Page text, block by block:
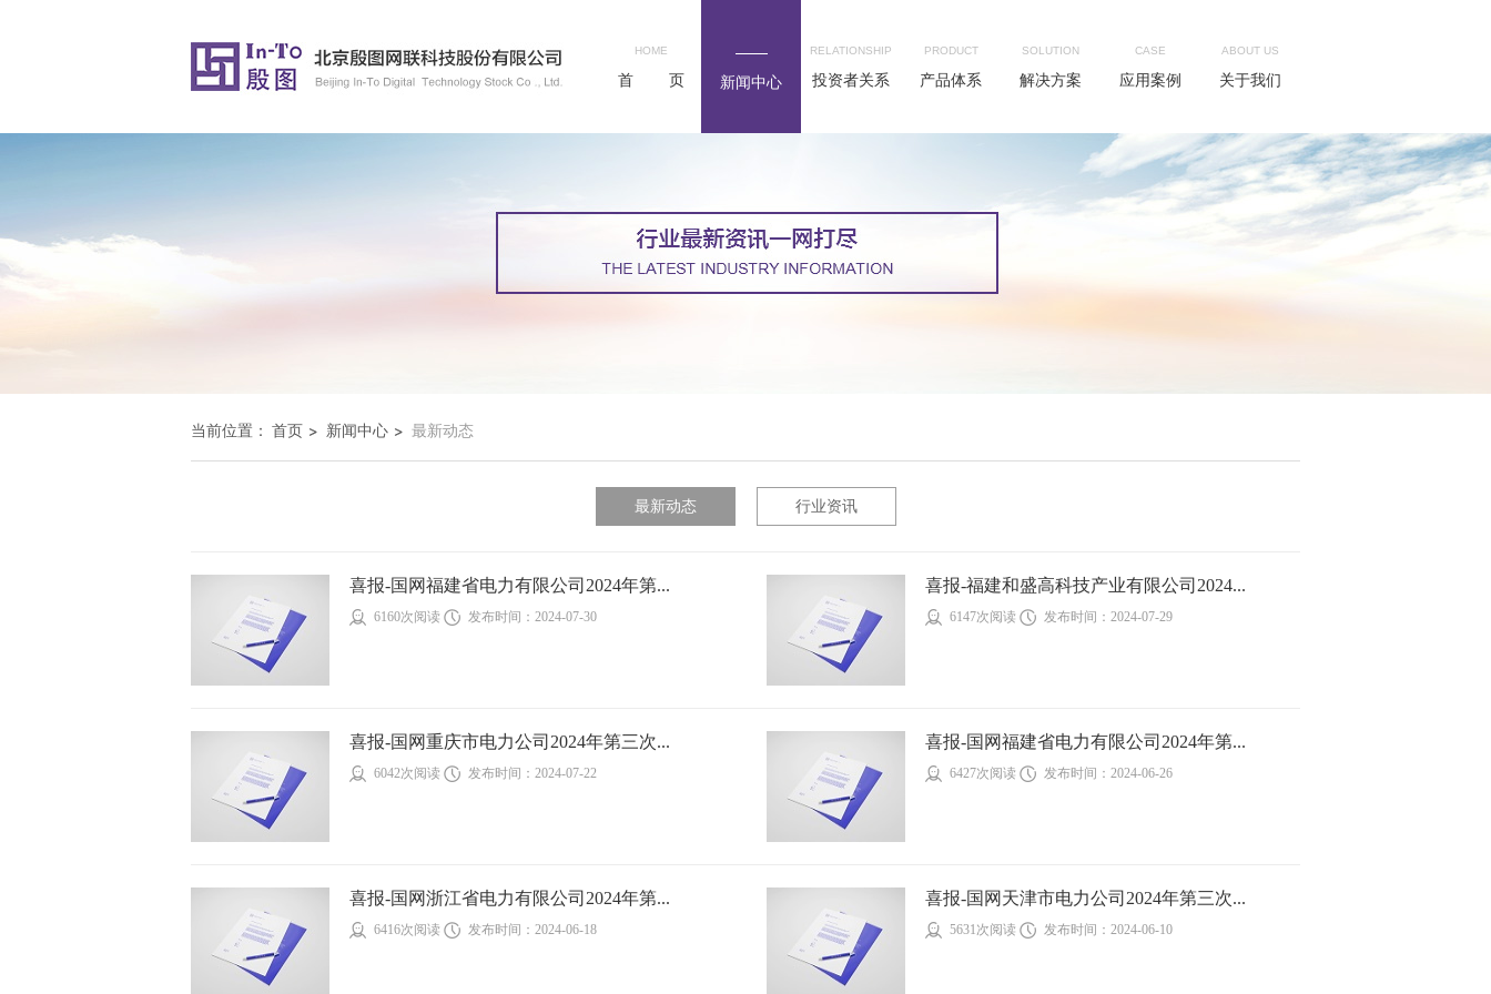
HOME
首 页 新闻中心
RELATIONSHIP
投资者关系
PRODUCT
产品体系
SOLUTION
解决方案
CASE
应用案例
ABOUT US
关于我们
当前位置： 首页 新闻中心 最新动态
最新动态 行业资讯
喜报-国网福建省电力有限公司2024年第...
6160次阅读 发布时间：2024-07-30
喜报-福建和盛高科技产业有限公司2024...
6147次阅读 发布时间：2024-07-29
喜报-国网重庆市电力公司2024年第三次...
6042次阅读 发布时间：2024-07-22
喜报-国网福建省电力有限公司2024年第...
6427次阅读 发布时间：2024-06-26
喜报-国网浙江省电力有限公司2024年第...
6416次阅读 发布时间：2024-06-18
喜报-国网天津市电力公司2024年第三次...
5631次阅读 发布时间：2024-06-10